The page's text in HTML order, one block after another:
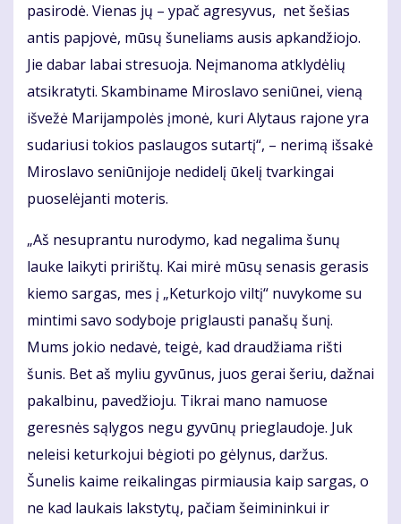
pasirodė. Vienas jų – ypač agresyvus, net šešias
antis papjovė, mūsų šuneliams ausis apkandžiojo.
Jie dabar labai stresuoja. Neįmanoma atklydėlių
atsikratyti. Skambiname Miroslavo seniūnei, vieną
išvežė Marijampolės įmonė, kuri Alytaus rajone yra
sudariusi tokios paslaugos sutartį“, – nerimą išsakė
Miroslavo seniūnijoje nedidelį ūkelį tvarkingai
puoselėjanti moteris.
„Aš nesuprantu nurodymo, kad negalima šunų
lauke laikyti pririštų. Kai mirė mūsų senasis gerasis
kiemo sargas, mes į „Keturkojo viltį“ nuvykome su
mintimi savo sodyboje priglausti panašų šunį.
Mums jokio nedavė, teigė, kad draudžiama rišti
šunis. Bet aš myliu gyvūnus, juos gerai šeriu, dažnai
pakalbinu, pavedžioju. Tikrai mano namuose
geresnės sąlygos negu gyvūnų prieglaudoje. Juk
neleisi keturkojui bėgioti po gėlynus, daržus.
Šunelis kaime reikalingas pirmiausia kaip sargas, o
ne kad laukais lakstytų, pačiam šeimininkui ir